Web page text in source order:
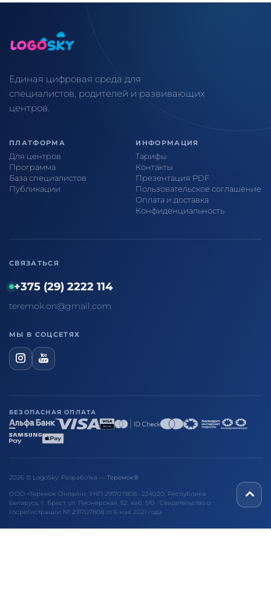
Единая цифровая среда для
специалистов, родителей и развивающих
центров.
ПЛАТФОРМА
Для центров
Программа
База специалистов
Публикации
ИНФОРМАЦИЯ
Тарифы
Контакты
Презентация PDF
Пользовательское соглашение
Оплата и доставка
Конфиденциальность
СВЯЗАТЬСЯ
+375 (29) 2222 114
teremok.on@gmail.com
МЫ В СОЦСЕТЯХ
БЕЗОПАСНАЯ ОПЛАТА
2026 © LogoSky. Разработка — Теремок®
ООО «Теремок Онлайн», УНП 291707808 · 224020, Республика
Беларусь, г. Брест, ул. Пионерская, 52, каб. 510 · Свидетельство о
госрегистрации № 291707808 от 6 мая 2021 года